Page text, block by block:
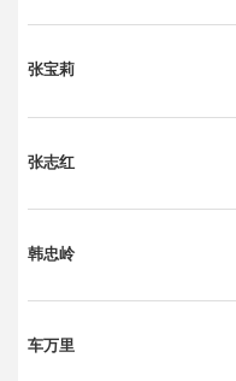
张宝莉
张志红
韩忠岭
车万里